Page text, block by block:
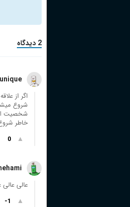
2 دیدگاه
اگر از
شروع
خاطر
▲
0
عالی
▲
-1